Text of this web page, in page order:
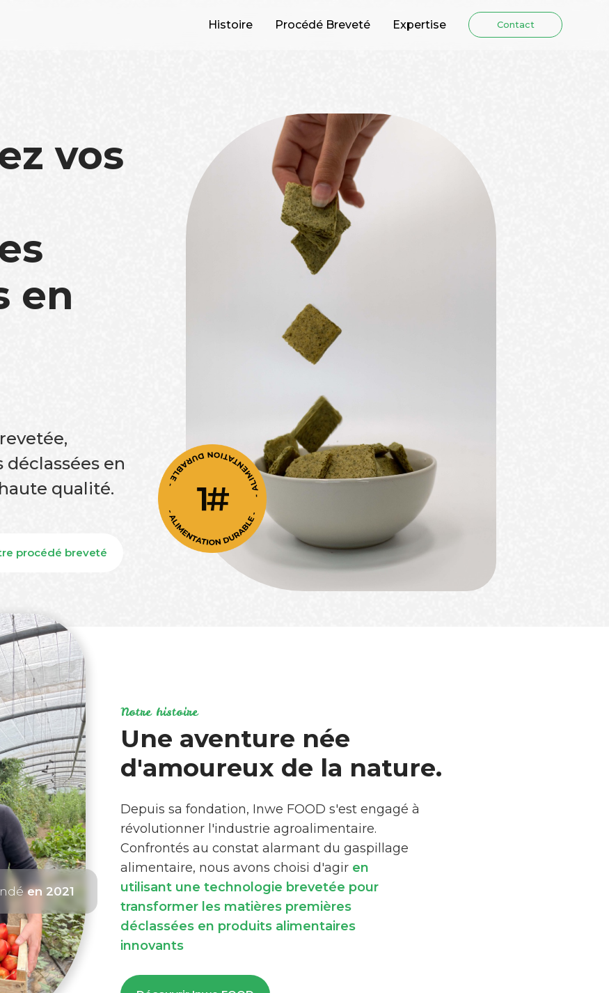
Histoire Procédé Breveté Expertise Contact
vos
en
en
qualité.
procédé breveté
en 2021
Notre histoire
Une aventure née
d'amoureux de la nature.
Depuis sa fondation, Inwe FOOD s'est engagé à
révolutionner l'industrie agroalimentaire.
Confrontés au constat alarmant du gaspillage
alimentaire, nous avons choisi d'agir en
utilisant une technologie brevetée pour
transformer les matières premières
déclassées en produits alimentaires
innovants